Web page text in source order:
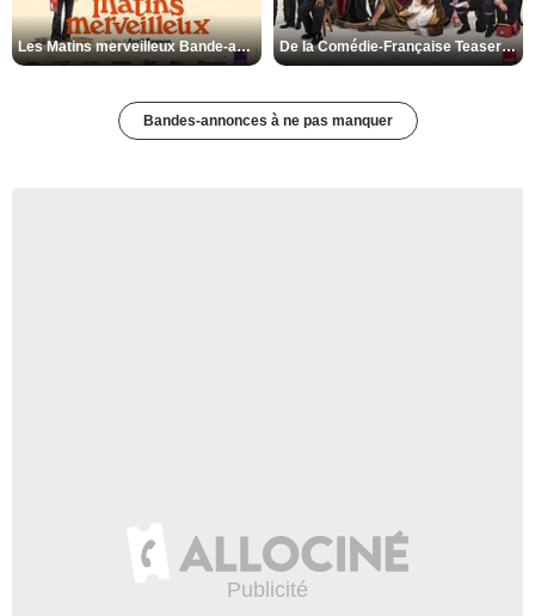
Les Matins merveilleux Bande-annonce VF De la Comédie-Française Teaser VF
Bandes-annonces à ne pas manquer